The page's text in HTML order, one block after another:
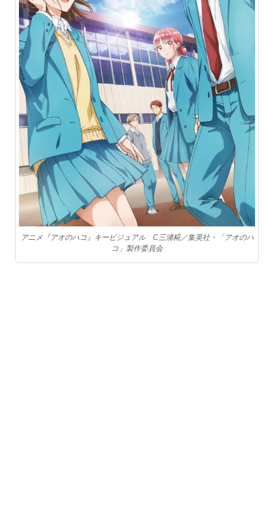
アニメ『アオのハコ』キービジュアル C三浦糀／集英社・「アオのハ
コ」製作委員会